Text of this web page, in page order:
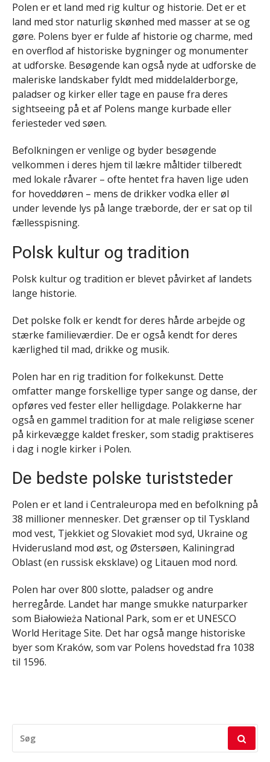
Polen er et land med rig kultur og historie. Det er et
land med stor naturlig skønhed med masser at se og
gøre. Polens byer er fulde af historie og charme, med
en overflod af historiske bygninger og monumenter
at udforske. Besøgende kan også nyde at udforske de
maleriske landskaber fyldt med middelalderborge,
paladser og kirker eller tage en pause fra deres
sightseeing på et af Polens mange kurbade eller
feriesteder ved søen.
Befolkningen er venlige og byder besøgende
velkommen i deres hjem til lækre måltider tilberedt
med lokale råvarer – ofte hentet fra haven lige uden
for hoveddøren – mens de drikker vodka eller øl
under levende lys på lange træborde, der er sat op til
fællesspisning.
Polsk kultur og tradition
Polsk kultur og tradition er blevet påvirket af landets
lange historie.
Det polske folk er kendt for deres hårde arbejde og
stærke familieværdier. De er også kendt for deres
kærlighed til mad, drikke og musik.
Polen har en rig tradition for folkekunst. Dette
omfatter mange forskellige typer sange og danse, der
opføres ved fester eller helligdage. Polakkerne har
også en gammel tradition for at male religiøse scener
på kirkevægge kaldet fresker, som stadig praktiseres
i dag i nogle kirker i Polen.
De bedste polske turiststeder
Polen er et land i Centraleuropa med en befolkning på
38 millioner mennesker. Det grænser op til Tyskland
mod vest, Tjekkiet og Slovakiet mod syd, Ukraine og
Hviderusland mod øst, og Østersøen, Kaliningrad
Oblast (en russisk eksklave) og Litauen mod nord.
Polen har over 800 slotte, paladser og andre
herregårde. Landet har mange smukke naturparker
som Białowieża National Park, som er et UNESCO
World Heritage Site. Det har også mange historiske
byer som Kraków, som var Polens hovedstad fra 1038
til 1596.
EFTER: